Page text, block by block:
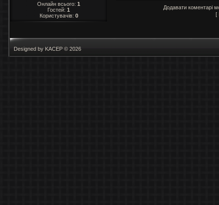
Онлайн всього: 1
Гостей: 1
Користувачів: 0
Додавати коментарі
[
Designed by KACEP © 2026